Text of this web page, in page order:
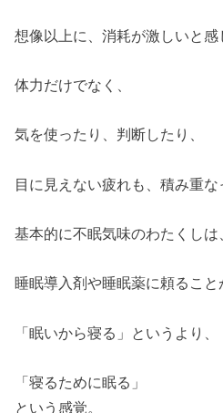
想像以上に、消耗が激しいと感
体力だけでなく、
気を使ったり、判断したり、
目に見えない疲れも、積み重な
基本的に不眠気味のわたくしは
睡眠導入剤や睡眠薬に頼ること
「眠いから寝る」というより、
「寝るために眠る」
という感覚。